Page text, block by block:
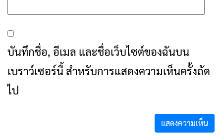
บันทึกชื่อ, อีเมล และชื่อเว็บไซต์ของฉันบน
เบราว์เซอร์นี้ สำหรับการแสดงความเห็นครั้งถัด
ไป